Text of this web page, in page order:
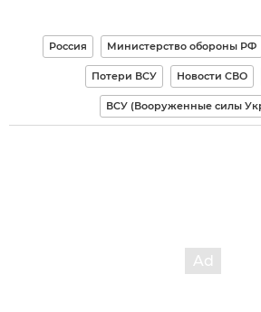
Россия Министерство обороны РФ
Потери ВСУ Новости СВО
ВСУ (Вооруженные силы